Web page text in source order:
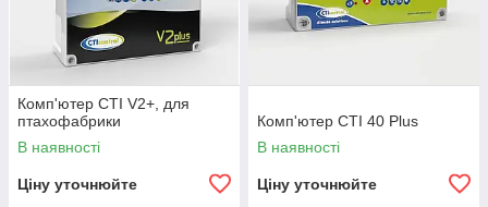
Комп'ютер CTI V2+, для
птахофабрики
В наявності
Ціну уточнюйте
Комп'ютер CTI 40 Plus
В наявності
Ціну уточнюйте